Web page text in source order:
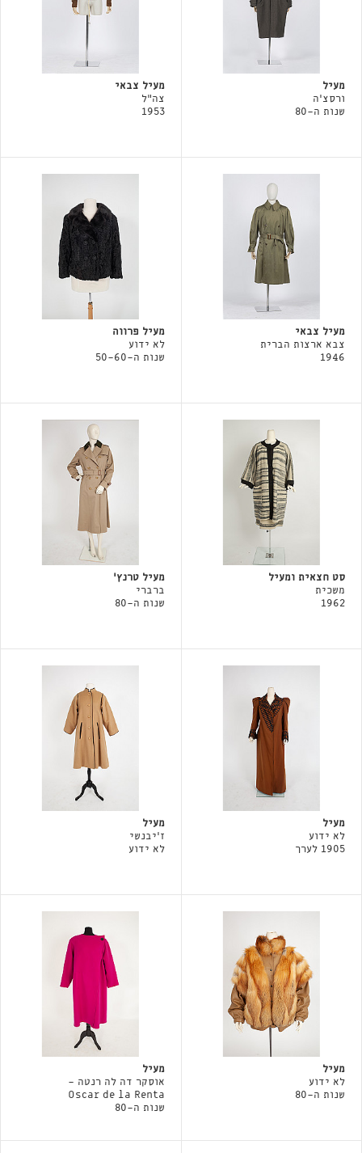
מעיל
ורסצ'ה
שנות ה-80
מעיל צבאי
צה"ל
1953
מעיל צבאי
צבא ארצות הברית
1946
מעיל פרווה
לא ידוע
שנות ה-50-60
סט חצאית ומעיל
משכית
1962
מעיל טרנץ'
ברברי
שנות ה-80
מעיל
לא ידוע
1905 לערך
מעיל
ז'יבנשי
לא ידוע
מעיל
לא ידוע
שנות ה-80
מעיל
אוסקר דה לה רנטה -
Oscar de la Renta
שנות ה-80